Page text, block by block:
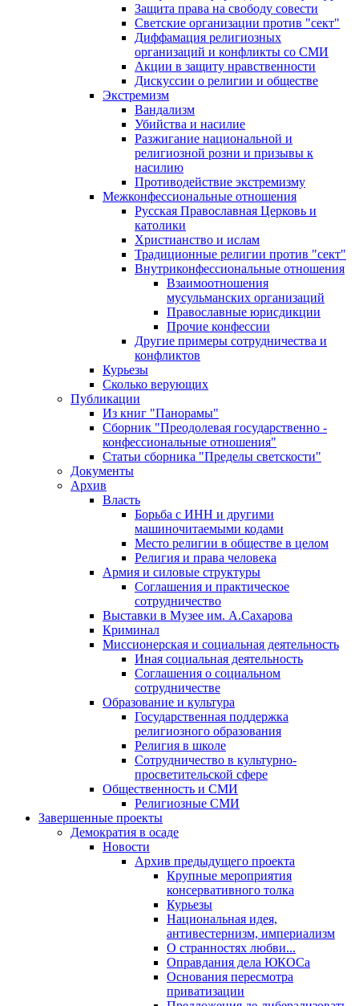
Защита права на свободу совести
Светские организации против "сект"
Диффамация религиозных
организаций и конфликты со СМИ
Акции в защиту нравственности
Дискуссии о религии и обществе
Экстремизм
Вандализм
Убийства и насилие
Разжигание национальной и
религиозной розни и призывы к
насилию
Противодействие экстремизму
Межконфессиональные отношения
Русская Православная Церковь и
католики
Христианство и ислам
Традиционные религии против "сект"
Внутриконфессиональные отношения
Взаимоотношения
мусульманских организаций
Православные юрисдикции
Прочие конфессии
Другие примеры сотрудничества и
конфликтов
Курьезы
Сколько верующих
Публикации
Из книг "Панорамы"
Сборник "Преодолевая государственно -
конфессиональные отношения"
Статьи сборника "Пределы светскости"
Документы
Архив
Власть
Борьба с ИНН и другими
машиночитаемыми кодами
Место религии в обществе в целом
Религия и права человека
Армия и силовые структуры
Соглашения и практическое
сотрудничество
Выставки в Музее им. А.Сахарова
Криминал
Миссионерская и социальная деятельность
Иная социальная деятельность
Соглашения о социальном
сотрудничестве
Образование и культура
Государственная поддержка
религиозного образования
Религия в школе
Сотрудничество в культурно-
просветительской сфере
Общественность и СМИ
Религиозные СМИ
Завершенные проекты
Демократия в осаде
Новости
Архив предыдущего проекта
Крупные мероприятия
консервативного толка
Курьезы
Национальная идея,
антивестернизм, империализм
О странностях любви...
Оправдания дела ЮКОСа
Основания пересмотра
приватизации